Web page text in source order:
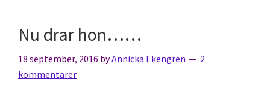
Nu drar hon……
18 september, 2016 byAnnicka Ekengren
2
kommentarer